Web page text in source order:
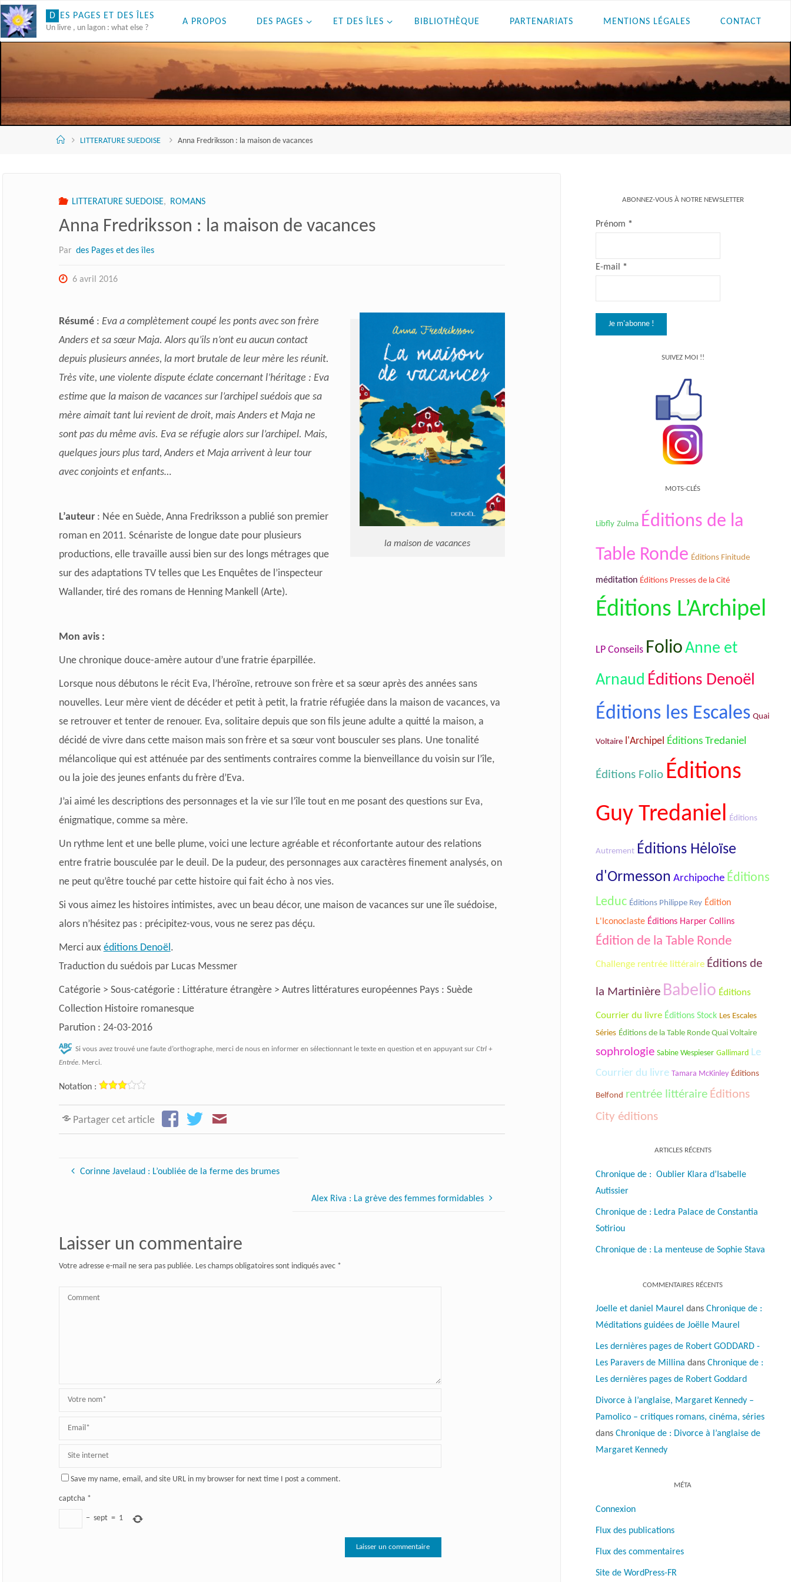
Skip
to
content
D ES PAGES ET DES LES
Un livre , un lagon : what else ?
A PROPOS DES PAGES ET DES ÎLES BIBLIOTHÈQUE PARTENARIATS MENTIONS LÉGALES CONTACT
AccueilLITTERATURE SUEDOISE Anna Fredriksson : la maison de vacances
LITTERATURE SUEDOISE, ROMANS
Anna Fredriksson : la maison de vacances
Par des Pages et des îles
6 avril 2016
la maison de vacances
Résumé: Eva a complètement coupé les ponts avec son frère
Anders et sa sœur Maja. Alors qu’ils n’ont eu aucun contact
depuis plusieurs années, la mort brutale de leur mère les réunit.
Très vite, une violente dispute éclate concernant l’héritage : Eva
estime que la maison de vacances sur l’archipel suédois que sa
mère aimait tant lui revient de droit, mais Anders et Maja ne
sont pas du même avis. Eva se réfugie alors sur l’archipel. Mais,
quelques jours plus tard, Anders et Maja arrivent à leur tour
avec conjoints et enfants…
L’auteur: Née en Suède, Anna Fredriksson a publié son premier
roman en 2011. Scénariste de longue date pour plusieurs
productions, elle travaille aussi bien sur des longs métrages que
sur des adaptations TV telles que Les Enquêtes de l’inspecteur
Wallander, tiré des romans de Henning Mankell (Arte).
Mon avis :
Une chronique douce-amère autour d’une fratrie éparpillée.
Lorsque nous débutons le récit Eva, l’héroïne, retrouve son frère et sa sœur après des années sans
nouvelles. Leur mère vient de décéder et petit à petit, la fratrie réfugiée dans la maison de vacances, va
se retrouver et tenter de renouer. Eva, solitaire depuis que son fils jeune adulte a quitté la maison, a
décidé de vivre dans cette maison mais son frère et sa sœur vont bousculer ses plans. Une tonalité
mélancolique qui est atténuée par des sentiments contraires comme la bienveillance du voisin sur l’île,
ou la joie des jeunes enfants du frère d’Eva.
J’ai aimé les descriptions des personnages et la vie sur l’île tout en me posant des questions sur Eva,
énigmatique, comme sa mère.
Un rythme lent et une belle plume, voici une lecture agréable et réconfortante autour des relations
entre fratrie bousculée par le deuil. De la pudeur, des personnages aux caractères finement analysés, on
ne peut qu’être touché par cette histoire qui fait écho à nos vies.
Si vous aimez les histoires intimistes, avec un beau décor, une maison de vacances sur une île suédoise,
alors n’hésitez pas : précipitez-vous, vous ne serez pas déçu.
Merci aux éditions Denoël .
Traduction du suédois par Lucas Messmer
Catégorie > Sous-catégorie : Littérature étrangère > Autres littératures européennes Pays : Suède
Collection Histoire romanesque
Parution : 24-03-2016
Si vous avez trouvé une faute d’orthographe, merci de nous en informer en sélectionnant le texte en question et en appuyant sur Ctrl +
Entrée. Merci.
Notation :
Partager cet article
Corinne Javelaud : L’oubliée de la ferme des brumes
Alex Riva : La grève des femmes formidables
Laisser un commentaire
Votre adresse e-mail ne sera pas publiée. Les champs obligatoires sont indiqués avec *
Save my name, email, and site URL in my browser for next time I post a comment.
captcha *
− sept = 1
ABONNEZ-VOUS À NOTRE NEWSLETTER
Prénom *
E-mail *
SUIVEZ MOI !!
MOTS-CLÉS
Libfly Zulma Éditions de la
Table Ronde Éditions Finitude
méditation Éditions Presses de la Cité
Éditions L’Archipel
LP Conseils FolioAnne et
Arnaud Éditions Denoël
Éditions les Escales Quai
Voltaire l'Archipel Éditions Tredaniel
Éditions Folio Éditions
Guy Tredaniel Éditions
Autrement Éditions Hėloïse
d'Ormesson Archipoche Éditions
Leduc Éditions Philippe Rey Édition
L'Iconoclaste Éditions Harper Collins
Édition de la Table Ronde
Challenge rentrée littéraire Éditions de
la Martinière Babelio Éditions
Courrier du livre Éditions Stock Les Escales
Séries Éditions de la Table Ronde Quai Voltaire
sophrologie Sabine Wespieser Gallimard Le
Courrier du livre Tamara McKinley Éditions
Belfond rentrée littéraire Éditions
City éditions
ARTICLES RÉCENTS
Chronique de : Oublier Klara d’Isabelle
Autissier
Chronique de : Ledra Palace de Constantia
Sotiriou
Chronique de : La menteuse de Sophie Stava
COMMENTAIRES RÉCENTS
Joelle et daniel Maurel dans Chronique de :
Méditations guidées de Joëlle Maurel
Les dernières pages de Robert GODDARD -
Les Paravers de Millina dans Chronique de :
Les dernières pages de Robert Goddard
Divorce à l’anglaise, Margaret Kennedy –
Pamolico – critiques romans, cinéma, séries
dans Chronique de : Divorce à l’anglaise de
Margaret Kennedy
MÉTA
Connexion
Flux des publications
Flux des commentaires
Site de WordPress-FR